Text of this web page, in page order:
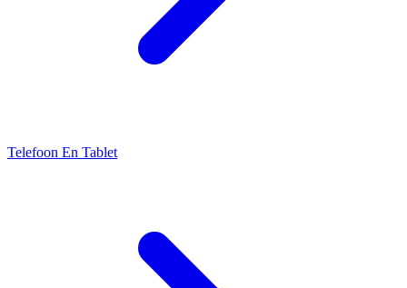
Telefoon En Tablet